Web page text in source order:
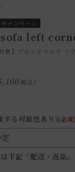
ャンペーン
left
象】ブロックマルチ ソ
税込
る可能性あり)(必須)
下記「配送・返品